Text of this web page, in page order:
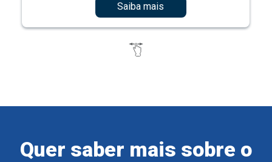
Saiba mais
Quer saber mais sobre o